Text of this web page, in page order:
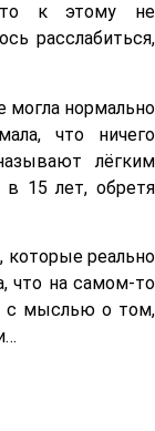
к этому не
расслабиться,
могла нормально
что ничего
лёгким
в 15 лет, обретя
реально
что на самом-то
с мыслью о том,